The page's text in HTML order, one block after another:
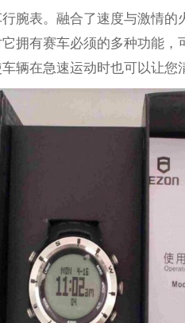
腕表。融合了速度与激情的
拥有赛车必须的多种功能，
辆在急速运动时也可以让您